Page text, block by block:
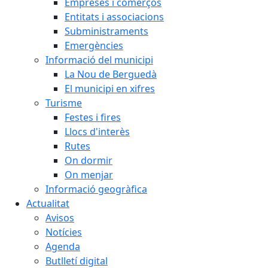
Entitats i associacions
Subministraments
Emergències
Informació del municipi
La Nou de Berguedà
El municipi en xifres
Turisme
Festes i fires
Llocs d'interès
Rutes
On dormir
On menjar
Informació geogràfica
Actualitat
Avisos
Notícies
Agenda
Butlletí digital